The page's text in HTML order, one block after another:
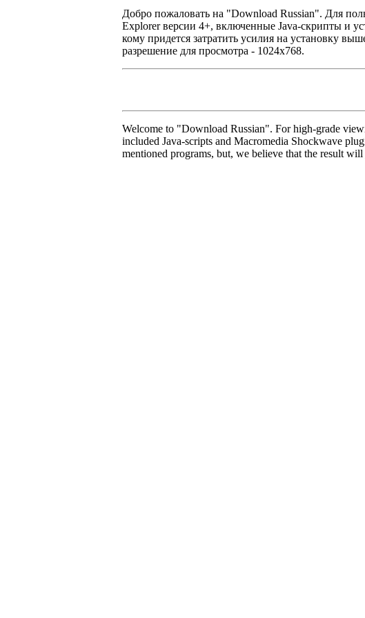
Добро пожаловать на "Download Russian". Для
Explorer версии 4+, включенные Java-скрипты и
кому придется затратить усилия на установку
разрешение для просмотра - 1024х768.
Welcome to "Download Russian". For high-grade
included Java-scripts and Macromedia Shockwave
mentioned programs, but, we believe that the result